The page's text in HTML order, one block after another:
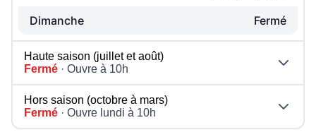
Dimanche
Fermé
Haute saison (juillet et août)
Fermé · Ouvre à 10h
Hors saison (octobre à mars)
Fermé · Ouvre lundi à 10h